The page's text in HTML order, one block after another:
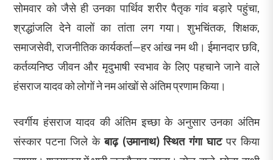
सोमवार को जैसे ही उनका पार्थिव शरीर पैतृक गांव बड़ारे पहुंचा,
श्रद्धांजलि देने वालों का तांता लग गया। शुभचिंतक, शिक्षक,
समाजसेवी, राजनीतिक कार्यकर्ता—हर आंख नम थी। ईमानदार छवि,
कर्तव्यनिष्ठ जीवन और मृदुभाषी स्वभाव के लिए पहचाने जाने वाले
हंसराज यादव को लोगों ने नम आंखों से अंतिम प्रणाम किया।
स्वर्गीय हंसराज यादव की अंतिम इच्छा के अनुसार उनका अंतिम
संस्कार पटना जिले केबाढ़ (उमानाथ) स्थित गंगा घाटपर किया